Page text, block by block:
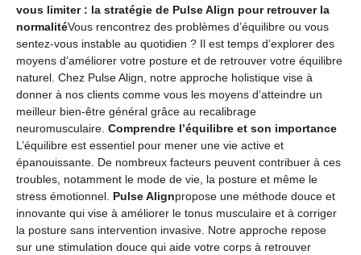
vous limiter : la stratégie de Pulse Align pour retrouver la
normalitéVous rencontrez des problèmes d’équilibre ou vous
sentez-vous instable au quotidien ? Il est temps d’explorer des
moyens d’améliorer votre posture et de retrouver votre équilibre
naturel. Chez Pulse Align, notre approche holistique vise à
donner à nos clients comme vous les moyens d’atteindre un
meilleur bien-être général grâce au recalibrage
neuromusculaire. Comprendre l’équilibre et son importance
L’équilibre est essentiel pour mener une vie active et
épanouissante. De nombreux facteurs peuvent contribuer à ces
troubles, notamment le mode de vie, la posture et même le
stress émotionnel. Pulse Alignpropose une méthode douce et
innovante qui vise à améliorer le tonus musculaire et à corriger
la posture sans intervention invasive. Notre approche repose
sur une stimulation douce qui aide votre corps à retrouver